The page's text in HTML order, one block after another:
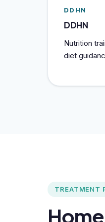
DDHN
DDHN
Nutrition
diet
TREATMENT